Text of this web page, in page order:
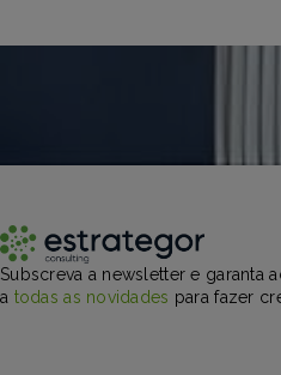
Subscreva a newsletter e garanta
a todas as novidades para fazer